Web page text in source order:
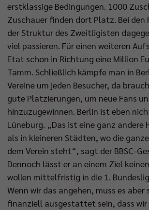
erstklassige Bedingungen. 1000
Zuschauer finden dort Platz. Bei den
der Struktur des Zweitligisten
viel passieren. Für einen weiteren
Etat schon in Richtung eine Million
Tamm. Schließlich kämpfe man in
Vereine um jeden Besucher, da
gute Platzierungen, um neue Fans
hinzuzugewinnen. Berlin ist eben
Lüneburg. „Das ist eine ganz andere
als in kleineren Städten, wo die
dem Verein steht“, sagt der BBSC-
Dennoch lässt er an einem Ziel
wollen mittelfristig in die 1.
Wenn wir das angehen, muss es aber
finanziell ausgestattet sein, dass wir